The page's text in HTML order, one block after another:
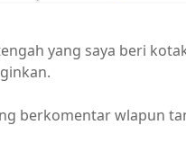
yang saya beri
berkomentar wlapun